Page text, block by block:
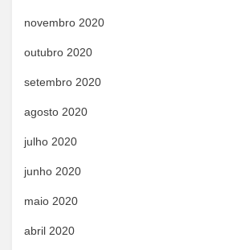
novembro 2020
outubro 2020
setembro 2020
agosto 2020
julho 2020
junho 2020
maio 2020
abril 2020